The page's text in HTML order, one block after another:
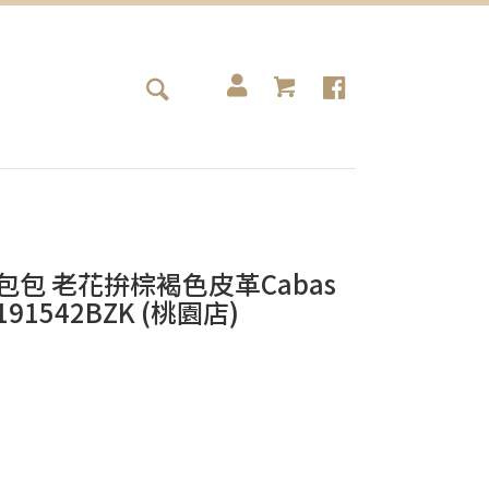
包 老花拚棕褐色皮革Cabas
(桃園店)